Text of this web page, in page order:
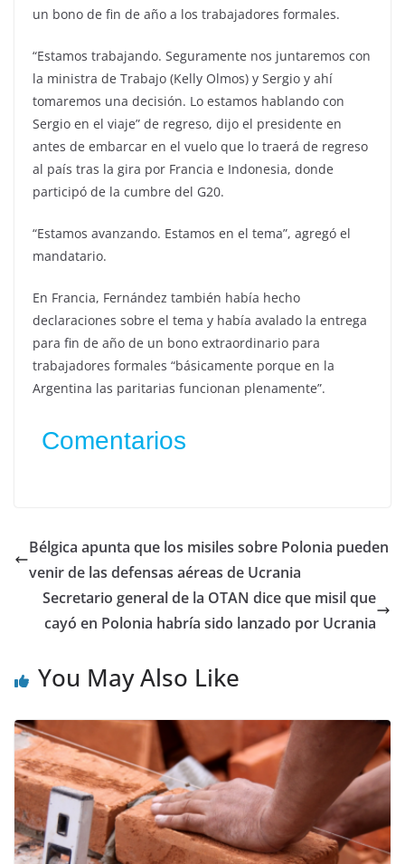
un bono de fin de año a los trabajadores formales.
“Estamos trabajando. Seguramente nos juntaremos con
la ministra de Trabajo (Kelly Olmos) y Sergio y ahí
tomaremos una decisión. Lo estamos hablando con
Sergio en el viaje” de regreso, dijo el presidente en
antes de embarcar en el vuelo que lo traerá de regreso
al país tras la gira por Francia e Indonesia, donde
participó de la cumbre del G20.
“Estamos avanzando. Estamos en el tema”, agregó el
mandatario.
En Francia, Fernández también había hecho
declaraciones sobre el tema y había avalado la entrega
para fin de año de un bono extraordinario para
trabajadores formales “básicamente porque en la
Argentina las paritarias funcionan plenamente”.
Comentarios
Bélgica apunta que los misiles sobre Polonia pueden
venir de las defensas aéreas de Ucrania
Secretario general de la OTAN dice que misil que
cayó en Polonia habría sido lanzado por Ucrania
You May Also Like